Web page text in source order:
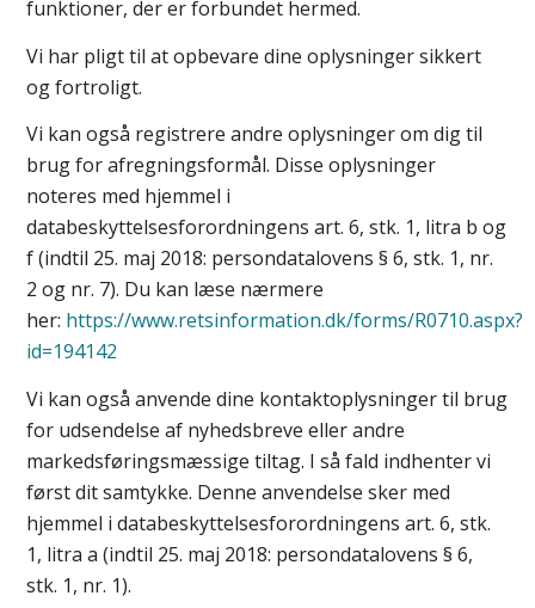
funktioner, der er forbundet hermed.
Vi har pligt til at opbevare dine oplysninger sikkert
og fortroligt.
Vi kan også registrere andre oplysninger om dig til
brug for afregningsformål. Disse oplysninger
noteres med hjemmel i
databeskyttelsesforordningens art. 6, stk. 1, litra b og
f (indtil 25. maj 2018: persondatalovens § 6, stk. 1, nr.
2 og nr. 7). Du kan læse nærmere
her: https://www.retsinformation.dk/forms/R0710.aspx?
id=194142
Vi kan også anvende dine kontaktoplysninger til brug
for udsendelse af nyhedsbreve eller andre
markedsføringsmæssige tiltag. I så fald indhenter vi
først dit samtykke. Denne anvendelse sker med
hjemmel i databeskyttelsesforordningens art. 6, stk.
1, litra a (indtil 25. maj 2018: persondatalovens § 6,
stk. 1, nr. 1).